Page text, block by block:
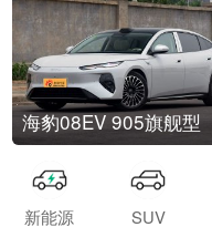
海豹08EV 905旗舰型
新能源 SUV